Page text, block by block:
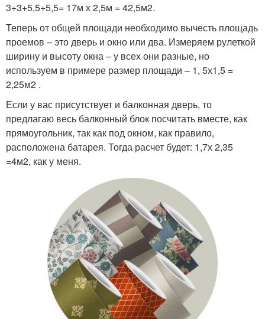
3+3+5,5+5,5= 17м х 2,5м = 42,5м2.
Теперь от общей площади необходимо вычесть площадь
проемов – это дверь и окно или два. Измеряем рулеткой
ширину и высоту окна – у всех они разные, но
используем в примере размер площади – 1, 5х1,5 =
2,25м2 .
Если у вас присутствует и балконная дверь, то
предлагаю весь балконный блок посчитать вместе, как
прямоугольник, так как под окном, как правило,
расположена батарея. Тогда расчет будет: 1,7х 2,35
=4м2, как у меня.